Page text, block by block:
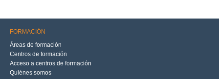
FORMACIÓN
Áreas de formación
Centros de formación
Acceso a centros de formación
Quiénes somos